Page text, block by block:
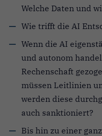
Welche Daten und
Wie trifft die AI
Wenn die AI
und autonom
Rechenschaft
müssen Leitlinien
werden diese
auch sanktioniert?
Bis hin zu einer